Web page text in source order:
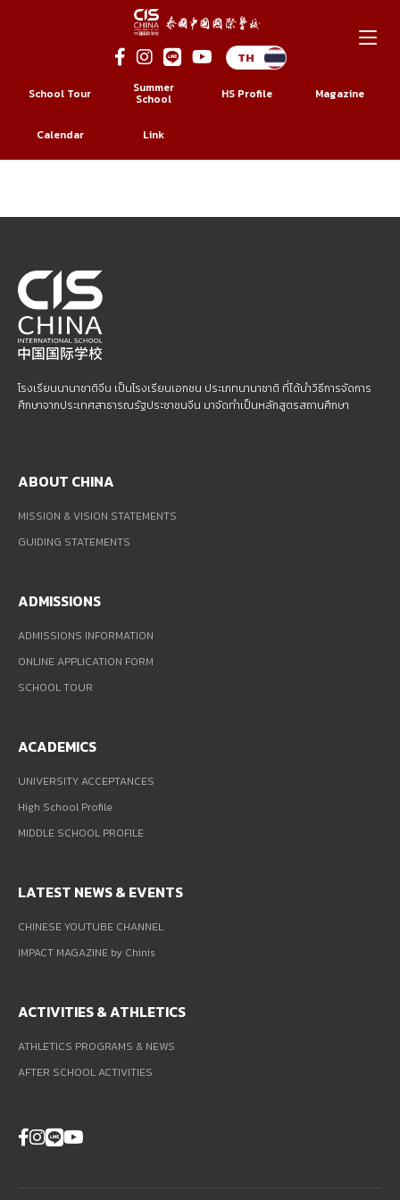
contentSchool Tour Summer
School HS Profile Magazine
Calendar Link
Social Links
โรงเรียนนานาชาติจีน เป็นโรงเรียนเอกชน ประเภทนานาชาติ ที่ได้นำวิธีการจัดการ
ศึกษาจากประเทศสาธารณรัฐประชาชนจีน มาจัดทำเป็นหลักสูตรสถานศึกษา
ABOUT CHINA
MISSION & VISION STATEMENTS
GUIDING STATEMENTS
ADMISSIONS
ADMISSIONS INFORMATION
ONLINE APPLICATION FORM
SCHOOL TOUR
ACADEMICS
UNIVERSITY ACCEPTANCES
High School Profile
MIDDLE SCHOOL PROFILE
LATEST NEWS & EVENTS
CHINESE YOUTUBE CHANNEL
IMPACT MAGAZINE by Chinis
ACTIVITIES & ATHLETICS
ATHLETICS PROGRAMS & NEWS
AFTER SCHOOL ACTIVITIES